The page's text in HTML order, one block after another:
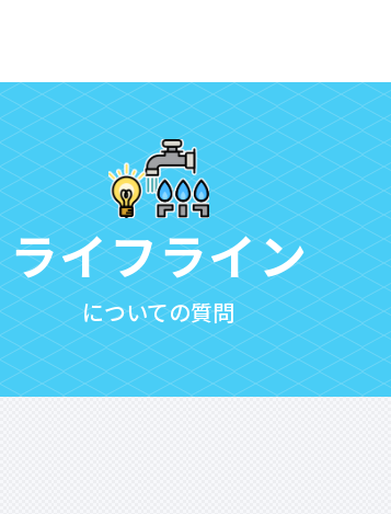
ライフライン
についての質問